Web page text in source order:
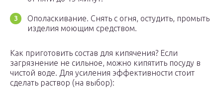
Ополаскивание. Снять с огня, остудить, промыть
изделия моющим средством.
Как приготовить состав для кипячения? Если
загрязнение не сильное, можно кипятить посуду в
чистой воде. Для усиления эффективности стоит
сделать раствор (на выбор):